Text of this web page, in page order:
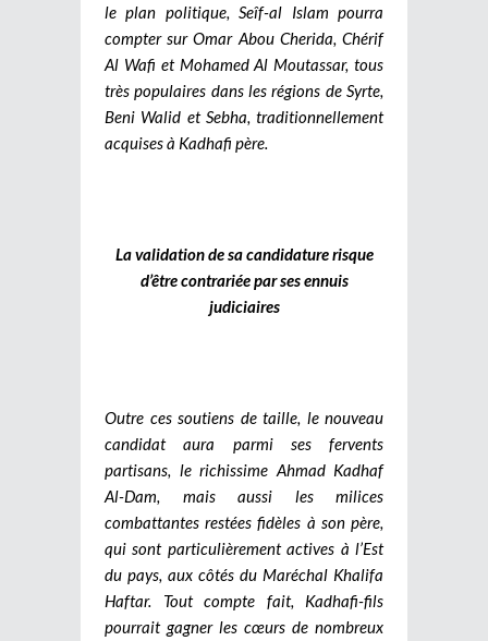
le plan politique, Seîf-al Islam pourra
compter sur Omar Abou Cherida, Chérif
Al Wafi et Mohamed Al Moutassar, tous
très populaires dans les régions de Syrte,
Beni Walid et Sebha, traditionnellement
acquises à Kadhafi père.
La validation de sa candidature risque
d’être contrariée par ses ennuis
judiciaires
Outre ces soutiens de taille, le nouveau
candidat aura parmi ses fervents
partisans, le richissime Ahmad Kadhaf
Al-Dam, mais aussi les milices
combattantes restées fidèles à son père,
qui sont particulièrement actives à l’Est
du pays, aux côtés du Maréchal Khalifa
Haftar. Tout compte fait, Kadhafi-fils
pourrait gagner les cœurs de nombreux